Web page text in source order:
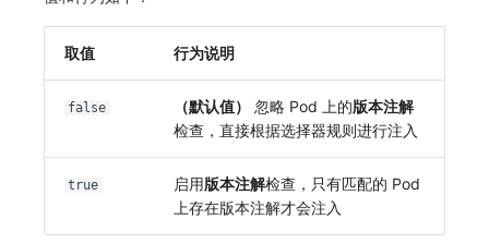
取值 行为说明
false （默认值） 忽略 Pod 上的版本注解
检查，直接根据选择器规则进行注入
true 启用版本注解检查，只有匹配的 Pod
上存在版本注解才会注入